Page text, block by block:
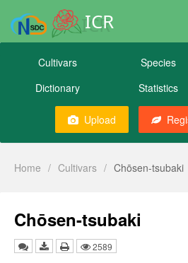
ICR
Cultivars Species
Dictionary
Statistics
Upload
Home / Cultivars / Chōsen-tsubaki
Chōsen-tsubaki
2589